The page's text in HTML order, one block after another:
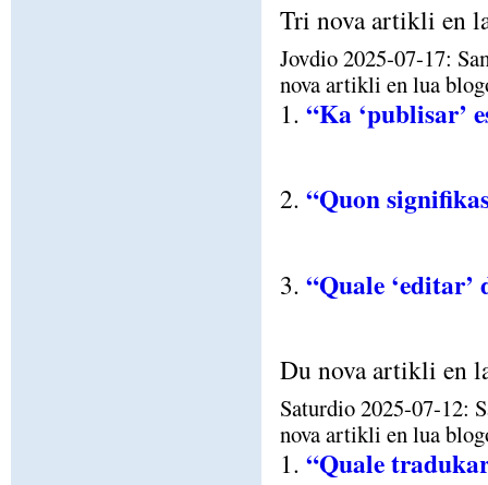
Tri nova artikli en
Jovdio 2025-07-17:
nova artikli en lua
1. “Ka ‘publisar’
2. “Quon
3. “Quale ‘editar’
Du nova artikli en
Saturdio 2025-07-12:
nova artikli en lua
1. “Quale